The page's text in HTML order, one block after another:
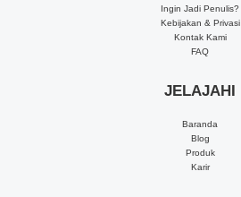
Ingin Jadi Penulis?
Kebijakan & Privasi
Kontak Kami
FAQ
JELAJAHI
Baranda
Blog
Produk
Karir